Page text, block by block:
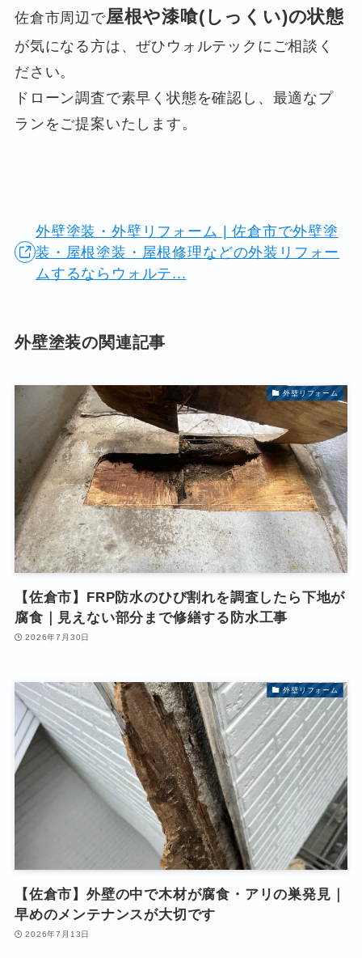
佐倉市周辺で屋根や漆喰(しっくい)の状態
が気になる方は、ぜひウォルテックにご相談く
ださい。
ドローン調査で素早く状態を確認し、最適なプ
ランをご提案いたします。
外壁塗装・外壁リフォーム | 佐倉市で外壁塗
装・屋根塗装・屋根修理などの外装リフォー
ムするならウォルテ...
外壁塗装の関連記事
外壁リフォーム
【佐倉市】FRP防水のひび割れを調査したら下地が
腐食｜見えない部分まで修繕する防水工事
2026年7月30日
外壁リフォーム
【佐倉市】外壁の中で木材が腐食・アリの巣発見｜
早めのメンテナンスが大切です
2026年7月13日